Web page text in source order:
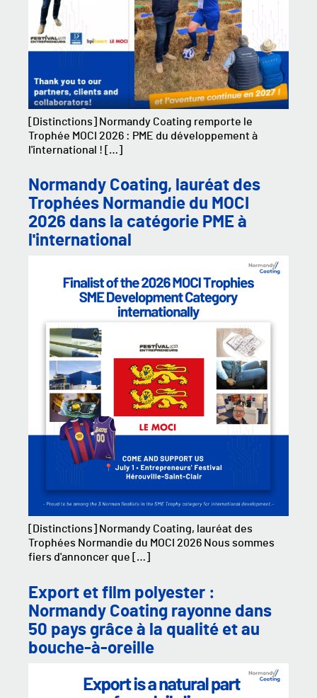
[Distinctions] Normandy Coating remporte le
Trophée MOCI 2026 : PME du développement à
l'international ! […]
Normandy Coating, lauréat des
Trophées Normandie du MOCI
2026 dans la catégorie PME à
l'international
[Distinctions] Normandy Coating, lauréat des
Trophées Normandie du MOCI 2026 Nous sommes
fiers d'annoncer que […]
Export et film polyester :
Normandy Coating rayonne dans
50 pays grâce à la qualité et au
bouche-à-oreille